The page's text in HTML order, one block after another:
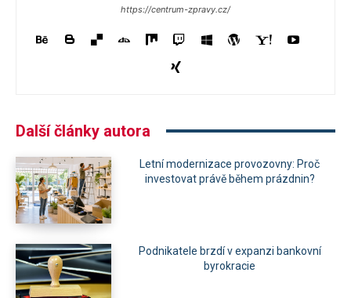
https://centrum-zpravy.cz/
Další články autora
Letní modernizace provozovny: Proč
investovat právě během prázdnin?
Podnikatele brzdí v expanzi bankovní
byrokracie